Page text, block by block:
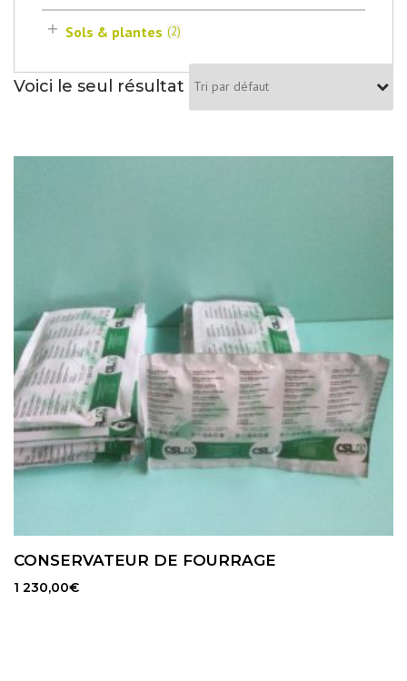
Sols & plantes (2)
Voici le seul résultat
CONSERVATEUR DE FOURRAGE
1 230,00€